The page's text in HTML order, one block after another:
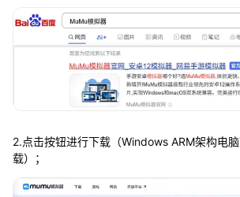
2.点击按钮进行下载（Windows ARM架构电
载）；